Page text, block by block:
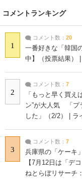
コメントランキング
1
コメント数： 20
一番好きな「韓国
中】（投票結果）
2
コメント数： 7
「もっと早く買
ン”が大人気 「プ
した」（2/2） | ラ
3
コメント数： 7
兵庫県の「ケーキ
【7月12日は「デ
ねとらぼリサーチ